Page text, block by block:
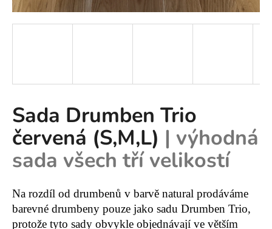
Sada Drumben Trio
červená (S,M,L) | výhodná
sada všech tří velikostí
Na rozdíl od drumbenů v barvě natural prodáváme
barevné drumbeny pouze jako sadu Drumben Trio,
protože tyto sady obvykle objednávají ve větším
a
?
HLEDAT
D
o
p